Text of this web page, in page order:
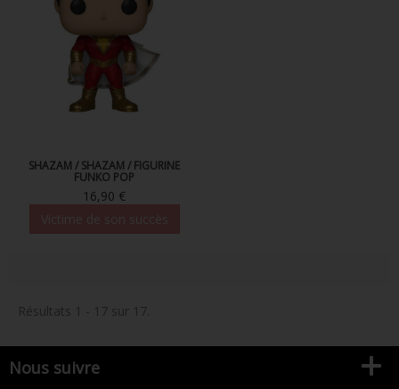
SHAZAM / SHAZAM / FIGURINE
FUNKO POP
16,90 €
Résultats 1 - 17 sur 17.
Nous suivre